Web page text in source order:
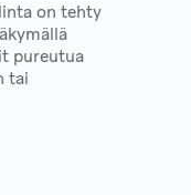
on tehty
pureutua
tai